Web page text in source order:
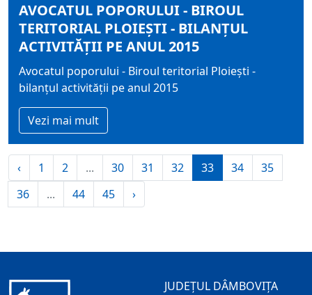
AVOCATUL POPORULUI - BIROUL
TERITORIAL PLOIEȘTI - BILANȚUL
ACTIVITĂȚII PE ANUL 2015
Avocatul poporului - Biroul teritorial Ploiești -
bilanțul activității pe anul 2015
Vezi mai mult
‹ 1 2 ... 30 31 32 33 34
35
36
... 44 45 ›
JUDEȚUL DÂMBOVIȚA